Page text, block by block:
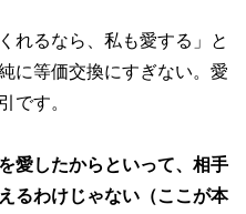
れるなら、私も愛する」と
に等価交換にすぎない。愛
です。
愛したからといって、相手
るわけじゃない（ここが本